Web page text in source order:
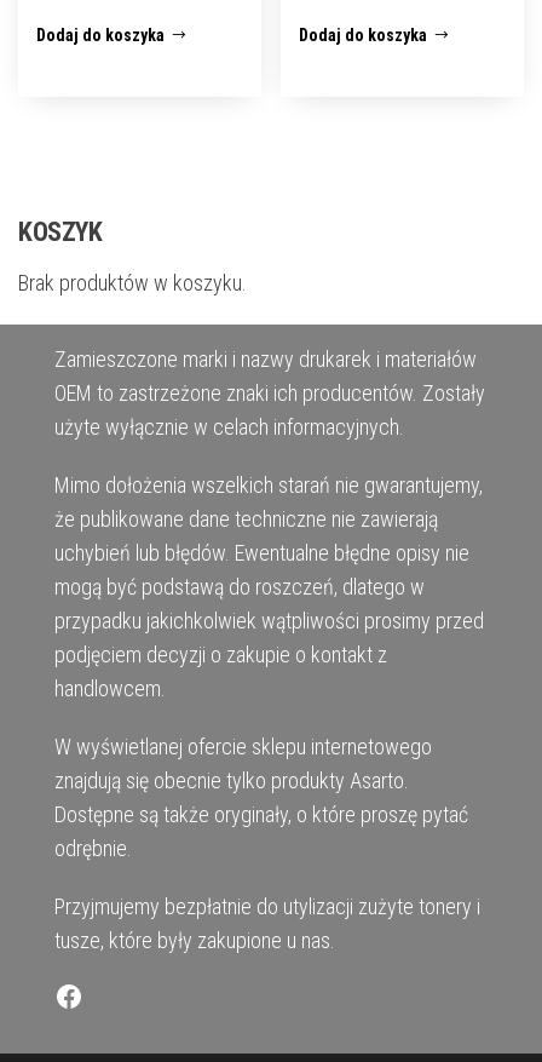
Dodaj do koszyka Dodaj do koszyka
KOSZYK
Brak produktów w koszyku.
Zamieszczone marki i nazwy drukarek i materiałów
OEM to zastrzeżone znaki ich producentów. Zostały
użyte wyłącznie w celach informacyjnych.
Mimo dołożenia wszelkich starań nie gwarantujemy,
że publikowane dane techniczne nie zawierają
uchybień lub błędów. Ewentualne błędne opisy nie
mogą być podstawą do roszczeń, dlatego w
przypadku jakichkolwiek wątpliwości prosimy przed
podjęciem decyzji o zakupie o kontakt z
handlowcem.
W wyświetlanej ofercie sklepu internetowego
znajdują się obecnie tylko produkty Asarto.
Dostępne są także oryginały, o które proszę pytać
odrębnie.
Przyjmujemy bezpłatnie do utylizacji zużyte tonery i
tusze, które były zakupione u nas.
Facebook